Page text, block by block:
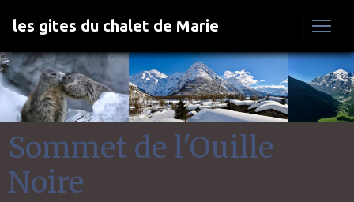
les gites du chalet de Marie
Sommet de l'Ouille
Noire